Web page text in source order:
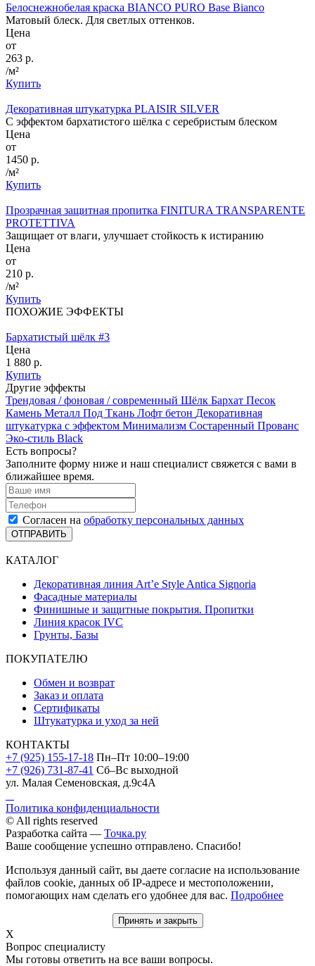
Белоснежнобелая краска BIANCO PURO Base Bianco
Матовый блеск. Для светлых оттенков.
Цена
от
263 р.
/м²
Купить
Декоративная штукатурка PLAISIR SILVER
С эффектом бархатистого шёлка с серебристым блеском
Цена
от
1450 р.
/м²
Купить
Прозрачная защитная пропитка FINITURA TRANSPARENTE
PROTETTIVA
Защищает от влаги, улучшает стойкость к истиранию
Цена
от
210 р.
/м²
Купить
ПОХОЖИЕ ЭФФЕКТЫ
Бархатистый шёлк #3
Цена
1 880 р.
Купить
Другие эффекты
Трендовая / фоновая / современный Шёлк Бархат Песок
Камень Металл Под Ткань Лофт бетон Декоративная
штукатурка с эффектом Минимализм Состаренный Прованс
Эко-стиль Black
Есть вопросы?
Заполните форму ниже и наш специалист свяжется с вами в
ближайшее время.
Согласен на обработку персональных данных
ОТПРАВИТЬ
КАТАЛОГ
Декоративная линия Art’e Style Antica Signoria
Фасадные материалы
Финишные и защитные покрытия. Пропитки
Линия красок IVC
Грунты, Базы
ПОКУПАТЕЛЮ
Обмен и возврат
Заказ и оплата
Сертификаты
Штукатурка и уход за ней
КОНТАКТЫ
+7 (925) 155-17-18 Пн–Пт 10:00–19:00
+7 (926) 731-87-41 Сб–Вс выходной
ул. Малая Семеновская, д.9с4А
Политика конфиденциальности
© All rights reserved
Разработка сайта — Точка.ру
Ваше сообщение успешно отправлено. Спасибо!
Используя данный сайт, вы даете согласие на использование
файлов cookie, данных об IP-адресе и местоположении,
помогающих нам сделать его удобнее для вас. Подробнее
Принять и закрыть
X
Вопрос специалисту
Мы готовы ответить на все ваши вопросы.